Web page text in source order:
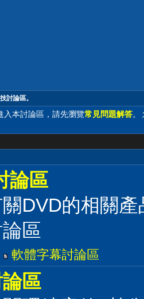
討論區。
入本討論區，請先瀏覽常見問題解答。
論區
DVD的相關
區
軟體字幕討論區
區